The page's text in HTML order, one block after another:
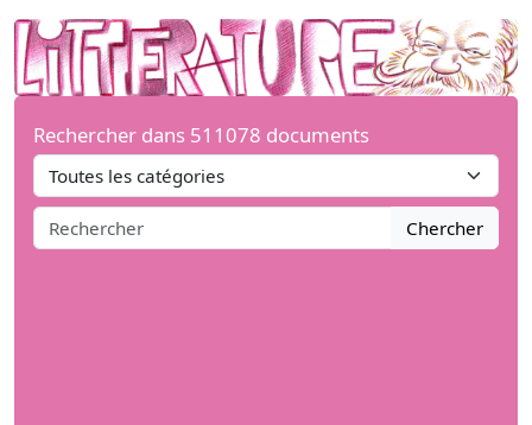
Rechercher dans 511078 documents
Chercher